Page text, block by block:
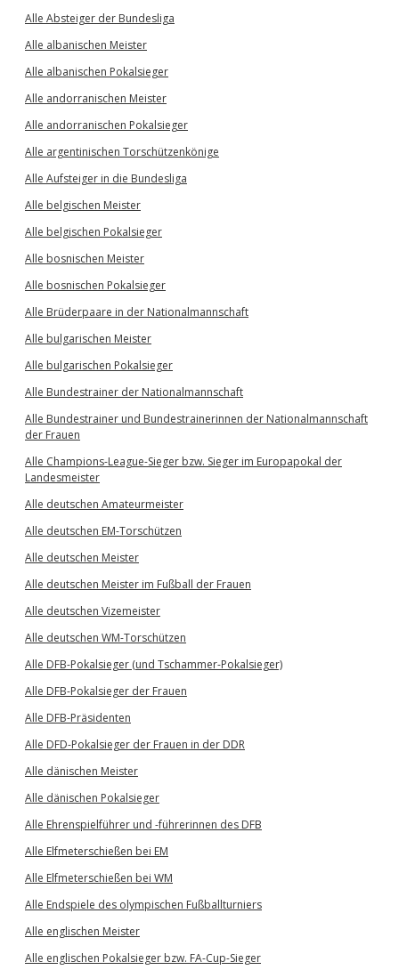
Alle Absteiger der Bundesliga
Alle albanischen Meister
Alle albanischen Pokalsieger
Alle andorranischen Meister
Alle andorranischen Pokalsieger
Alle argentinischen Torschützenkönige
Alle Aufsteiger in die Bundesliga
Alle belgischen Meister
Alle belgischen Pokalsieger
Alle bosnischen Meister
Alle bosnischen Pokalsieger
Alle Brüderpaare in der Nationalmannschaft
Alle bulgarischen Meister
Alle bulgarischen Pokalsieger
Alle Bundestrainer der Nationalmannschaft
Alle Bundestrainer und Bundestrainerinnen der Nationalmannschaft
der Frauen
Alle Champions-League-Sieger bzw. Sieger im Europapokal der
Landesmeister
Alle deutschen Amateurmeister
Alle deutschen EM-Torschützen
Alle deutschen Meister
Alle deutschen Meister im Fußball der Frauen
Alle deutschen Vizemeister
Alle deutschen WM-Torschützen
Alle DFB-Pokalsieger (und Tschammer-Pokalsieger)
Alle DFB-Pokalsieger der Frauen
Alle DFB-Präsidenten
Alle DFD-Pokalsieger der Frauen in der DDR
Alle dänischen Meister
Alle dänischen Pokalsieger
Alle Ehrenspielführer und -führerinnen des DFB
Alle Elfmeterschießen bei EM
Alle Elfmeterschießen bei WM
Alle Endspiele des olympischen Fußballturniers
Alle englischen Meister
Alle englischen Pokalsieger bzw. FA-Cup-Sieger